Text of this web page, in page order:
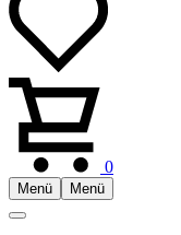
0
Menü Menü